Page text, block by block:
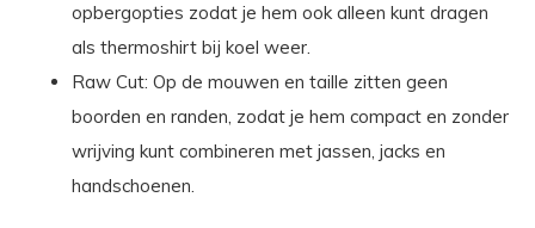
opbergopties zodat je hem ook alleen kunt dragen
als thermoshirt bij koel weer.
Raw Cut: Op de mouwen en taille zitten geen
boorden en randen, zodat je hem compact en zonder
wrijving kunt combineren met jassen, jacks en
handschoenen.